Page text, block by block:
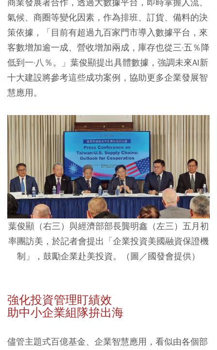
氣候、商圈等變化因素，作為排班、訂貨、備料的決
策依據，「目前有超過九百家門市導入數據平台，來
客數增加逾一成、營收增加兩成，庫存也從三·五％降
低到一·八％。」葉俊顯提出具體數據，強調未來AI新
十大建設將參考這些成功案例，協助更多企業發展智
慧應用。
葉俊顯（右三）與經濟部部長龔明鑫（左三）五月初
率團訪美，於記者會提出「企業投資美國融資保證機
制」，鼓勵企業赴美投資。（圖／國發會提供）
強化投資管理盯績效
助中小企業組隊拚出海
儘管主題式百億基金、企業智慧應用，看似由各個部